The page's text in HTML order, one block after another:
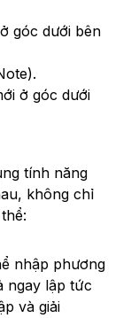
góc dưới bên
ở góc dưới
tính năng
không chỉ
nhập phương
ngay lập tức
và giải